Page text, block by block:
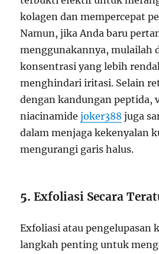
kolagen dan mempercepat
Namun, jika Anda baru
menggunakannya, mulailah
konsentrasi yang lebih
menghindari iritasi. Selain
dengan kandungan peptida,
niacinamidejoker388 juga
dalam menjaga kekenyalan
mengurangi garis halus.
5.Exfoliasi Secara
Exfoliasi atau pengelupasan
langkah penting untuk